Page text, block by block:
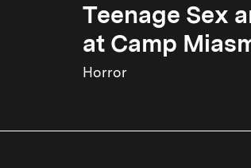
Teenage Sex
at Camp
Horror